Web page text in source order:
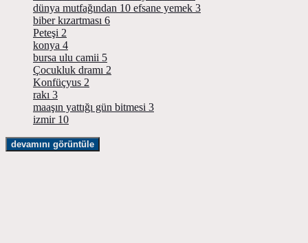
dünya mutfağından 10 efsane yemek 3
biber kızartması 6
Peteşi 2
konya 4
bursa ulu camii 5
Çocukluk dramı 2
Konfüçyus 2
rakı 3
maaşın yattığı gün bitmesi 3
izmir 10
devamını görüntüle